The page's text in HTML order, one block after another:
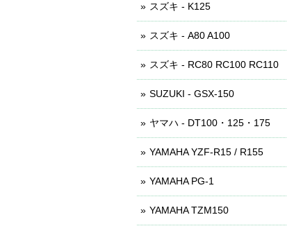
スズキ - K125
スズキ - A80 A100
スズキ - RC80 RC100 RC110
SUZUKI - GSX-150
ヤマハ - DT100・125・175
YAMAHA YZF-R15 / R155
YAMAHA PG-1
YAMAHA TZM150